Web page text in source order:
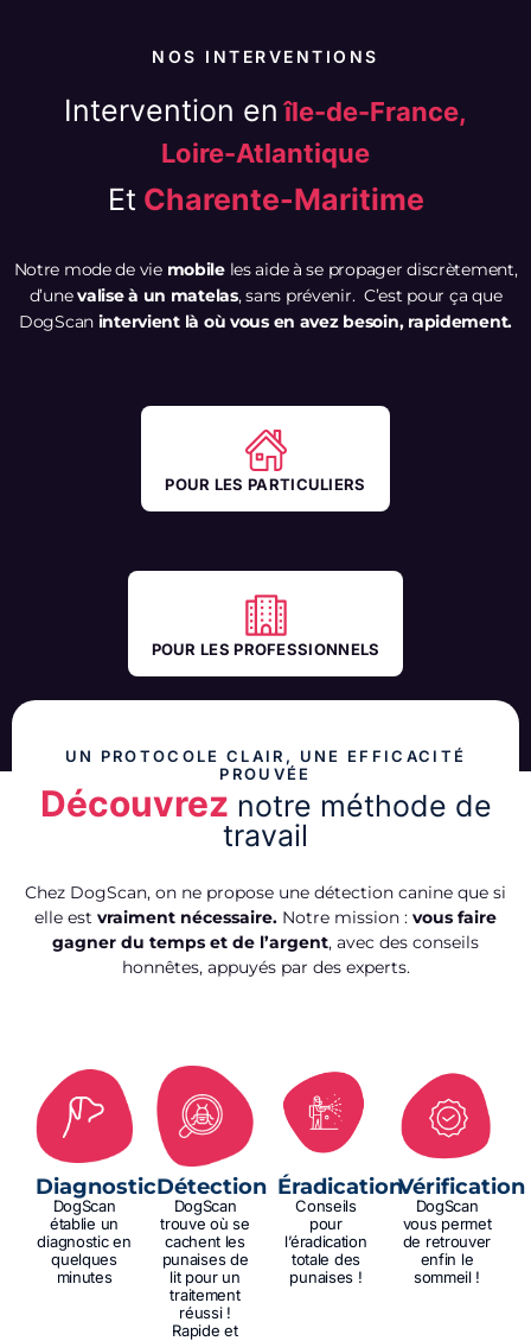
NOS INTERVENTIONS
Intervention enîle-de-France,
Loire-Atlantique
Et Charente-Maritime
Notre mode de vie mobileles aide à se propager discrètement,
d’unevalise à un matelas, sans prévenir. C’est pour ça que
DogScan intervient là où vous en avez besoin, rapidement.
POUR LES PARTICULIERS
POUR LES PROFESSIONNELS
UN PROTOCOLE CLAIR, UNE EFFICACITÉ
PROUVÉE
Découvrez notre méthode de
travail
Chez DogScan, on ne propose une détection canine que si
elle est vraiment nécessaire. Notre mission : vous faire
gagner du temps et de l’argent, avec des conseils
honnêtes, appuyés par des experts.
Diagnostic
DogScan
établie un
diagnostic en
quelques
minutes
Détection
DogScan
trouve où se
cachent les
punaises de
lit pour un
traitement
réussi !
Rapide et
Éradication
Conseils
pour
l’éradication
totale des
punaises !
Vérification
DogScan
vous permet
de retrouver
enfin le
sommeil !